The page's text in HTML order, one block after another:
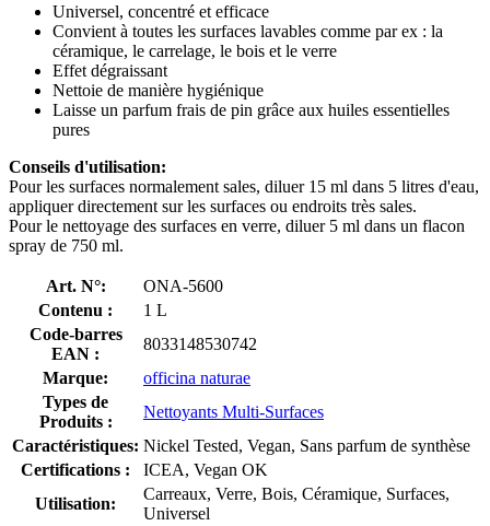
Universel, concentré et efficace
Convient à toutes les surfaces lavables comme par ex : la
céramique, le carrelage, le bois et le verre
Effet dégraissant
Nettoie de manière hygiénique
Laisse un parfum frais de pin grâce aux huiles essentielles
pures
Conseils d'utilisation:
Pour les surfaces normalement sales, diluer 15 ml dans 5 litres d'eau,
appliquer directement sur les surfaces ou endroits très sales.
Pour le nettoyage des surfaces en verre, diluer 5 ml dans un flacon
spray de 750 ml.
Art. N°:
ONA-5600
Contenu :
1 L
Code-barres
EAN :
8033148530742
Marque:
officina naturae
Types de
Produits :
Nettoyants Multi-Surfaces
Caractéristiques: Nickel Tested, Vegan, Sans parfum de synthèse
Certifications :
ICEA, Vegan OK
Utilisation:
Carreaux, Verre, Bois, Céramique, Surfaces,
Universel